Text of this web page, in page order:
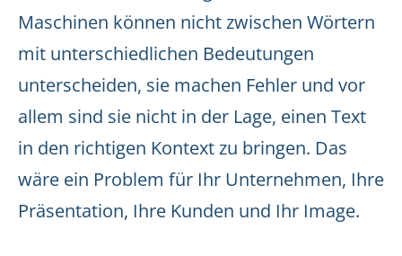
Maschinen können nicht zwischen Wörtern
mit unterschiedlichen Bedeutungen
unterscheiden, sie machen Fehler und vor
allem sind sie nicht in der Lage, einen Text
in den richtigen Kontext zu bringen. Das
wäre ein Problem für Ihr Unternehmen, Ihre
Präsentation, Ihre Kunden und Ihr Image.